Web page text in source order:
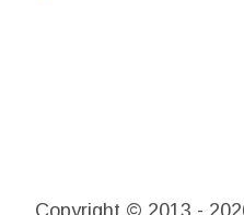
Copyright © 2013 -